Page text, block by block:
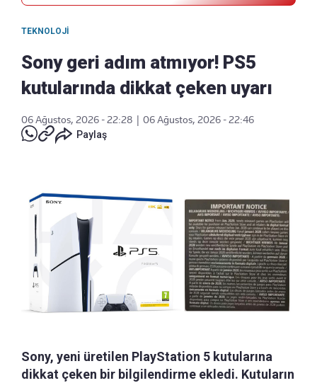
TEKNOLOJI
Sony geri adım atmıyor! PS5
kutularında dikkat çeken uyarı
06 Ağustos, 2026 - 22:28
06 Ağustos, 2026 - 22:46
Paylaş
Sony, yeni üretilen PlayStation 5 kutularına
dikkat çeken bir bilgilendirme ekledi. Kutuların